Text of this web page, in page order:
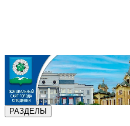
РАЗДЕЛЫ